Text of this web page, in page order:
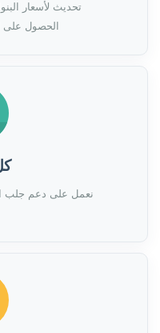
تحديث لأسعار
الحصول على
نعمل على دعم جلب